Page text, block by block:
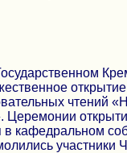
чтений
Церемонии
в кафедральном
участники